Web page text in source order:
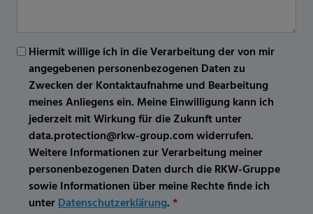
Hiermit willige ich in die Verarbeitung der von mir
angegebenen personenbezogenen Daten zu
Zwecken der Kontaktaufnahme und Bearbeitung
meines Anliegens ein. Meine Einwilligung kann ich
jederzeit mit Wirkung für die Zukunft unter
data.protection@rkw-group.com widerrufen.
Weitere Informationen zur Verarbeitung meiner
personenbezogenen Daten durch die RKW-Gruppe
sowie Informationen über meine Rechte finde ich
unterDatenschutzerklärung.*